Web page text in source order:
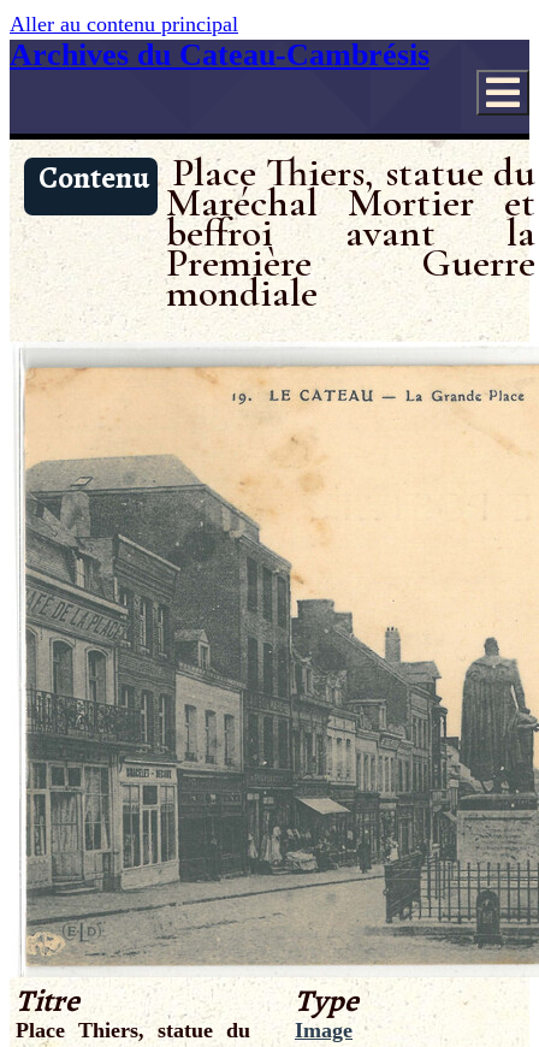
Aller au contenu principal
Archives du Cateau-Cambrésis
Contenu Place Thiers, statue du
Maréchal Mortier et
beffroi avant la
Première Guerre
mondiale
Titre
Place Thiers, statue du
Type
Image